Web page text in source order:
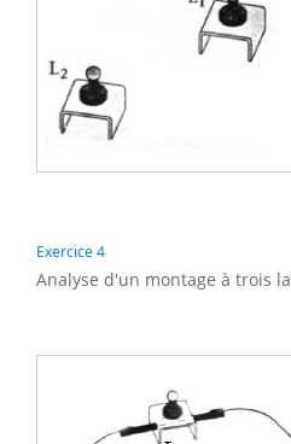
Exercice 4
Analyse d'un montage à trois